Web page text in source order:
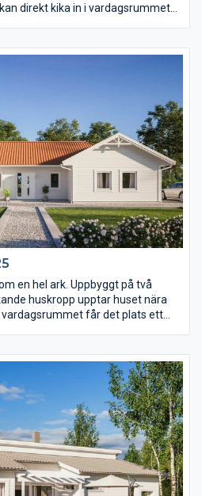
direkt kika in i vardagsrummet
eget allrum samt en vuxendel med
Karisma 24 har helt enkelt extra
en hel ark. Uppbyggt på två
huskropp upptar huset nära
vardagsrummet får det plats ett
till den öppna innergården på